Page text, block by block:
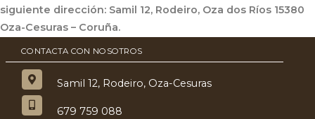
siguiente dirección: Samil 12, Rodeiro, Oza dos Ríos 15380
Oza-Cesuras – Coruña.
CONTACTA CON NOSOTROS
Samil 12, Rodeiro, Oza-Cesuras
679 759 088